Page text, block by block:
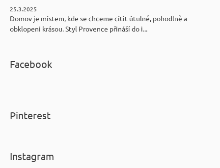
25.3.2025
Domov je místem, kde se chceme cítit útulně, pohodlně a
obklopeni krásou. Styl Provence přináší do i...
Facebook
Pinterest
Instagram